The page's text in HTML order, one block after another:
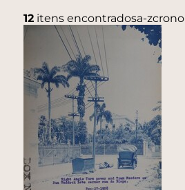
12itens encontradosa-zcrono